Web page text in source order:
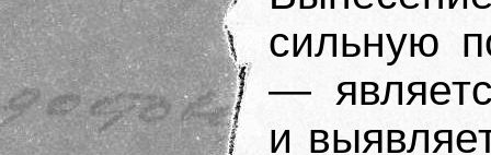
сильную
—
и